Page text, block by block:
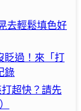
去輕鬆填色好
眨過！來「打
錄
超快？請先